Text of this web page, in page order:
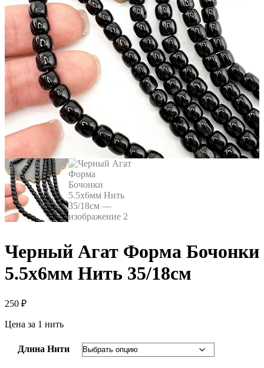
Черный Агат Форма Бочонки
5.5х6мм Нить 35/18см
250 ₽
Цена за 1 нить
Длина Нити